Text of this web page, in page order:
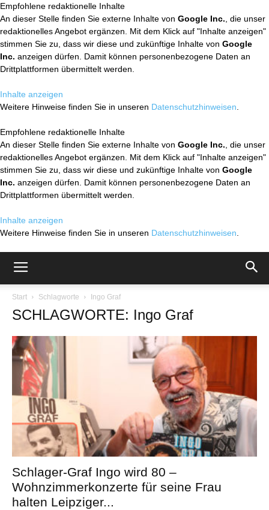
Empfohlene redaktionelle Inhalte
An dieser Stelle finden Sie externe Inhalte von Google Inc. , die unser
redaktionelles Angebot ergänzen. Mit dem Klick auf "Inhalte anzeigen"
stimmen Sie zu, dass wir diese und zukünftige Inhalte von Google
Inc. anzeigen dürfen. Damit können personenbezogene Daten an
Drittplattformen übermittelt werden.
Inhalte anzeigen
Weitere Hinweise finden Sie in unseren Datenschutzhinweisen
Empfohlene redaktionelle Inhalte
An dieser Stelle finden Sie externe Inhalte von Google Inc. , die unser
redaktionelles Angebot ergänzen. Mit dem Klick auf "Inhalte anzeigen"
stimmen Sie zu, dass wir diese und zukünftige Inhalte von Google
Inc. anzeigen dürfen. Damit können personenbezogene Daten an
Drittplattformen übermittelt werden.
Inhalte anzeigen
Weitere Hinweise finden Sie in unseren Datenschutzhinweisen
Start Schlagworte Ingo Graf
SCHLAGWORTE: Ingo Graf
Schlager-Graf Ingo wird 80 –
Wohnzimmerkonzerte für seine Frau
halten Leipziger...